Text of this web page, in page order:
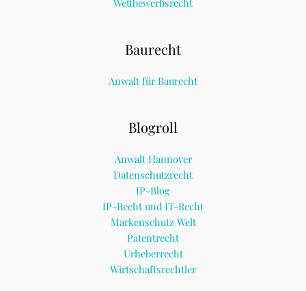
Baurecht
Anwalt für Baurecht
Blogroll
Anwalt Hannover
Datenschutzrecht
IP-Blog
IP-Recht und IT-Recht
Markenschutz Welt
Patentrecht
Urheberrecht
Wirtschaftsrechtler